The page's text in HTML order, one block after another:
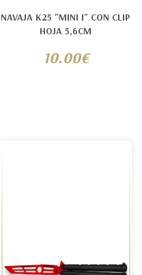
NAVAJA K25 "MINI I" CON CLIP
HOJA 5,6CM
10.00€